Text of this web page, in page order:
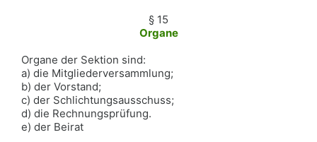
§ 15
Organe
Organe der Sektion sind:
a) die Mitgliederversammlung;
b) der Vorstand;
c) der Schlichtungsausschuss;
d) die Rechnungsprüfung.
e) der Beirat